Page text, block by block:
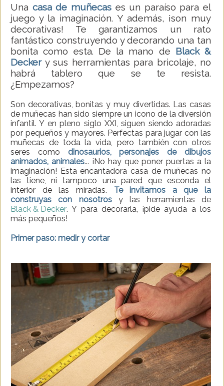
Una casa de muñecases un paraíso para el
juego y la imaginación. Y además, ¡son muy
decorativas! Te garantizamos un rato
fantástico construyendo y decorando una tan
bonita como esta. De la mano de Black &
Deckery sus herramientas para bricolaje, no
habrá tablero que se te resista.
¿Empezamos?
Son decorativas, bonitas y muy divertidas. Las casas
de muñecas han sido siempre un icono de la diversión
infantil. Y en pleno siglo XXI, siguen siendo adoradas
por pequeños y mayores. Perfectas para jugar con las
muñecas de toda la vida, pero también con otros
seres como dinosaurios, personajes de dibujos
animados, animales... ¡No hay que poner puertas a la
imaginación! Esta encantadora casa de muñecas no
las tiene, ni tampoco una pared que esconda el
interior de las miradas. Te invitamos a que la
construyas con nosotrosy las herramientas de
Black & Decker. Y para decorarla, ¡pide ayuda a los
más pequeños!
Primer paso: medir y cortar